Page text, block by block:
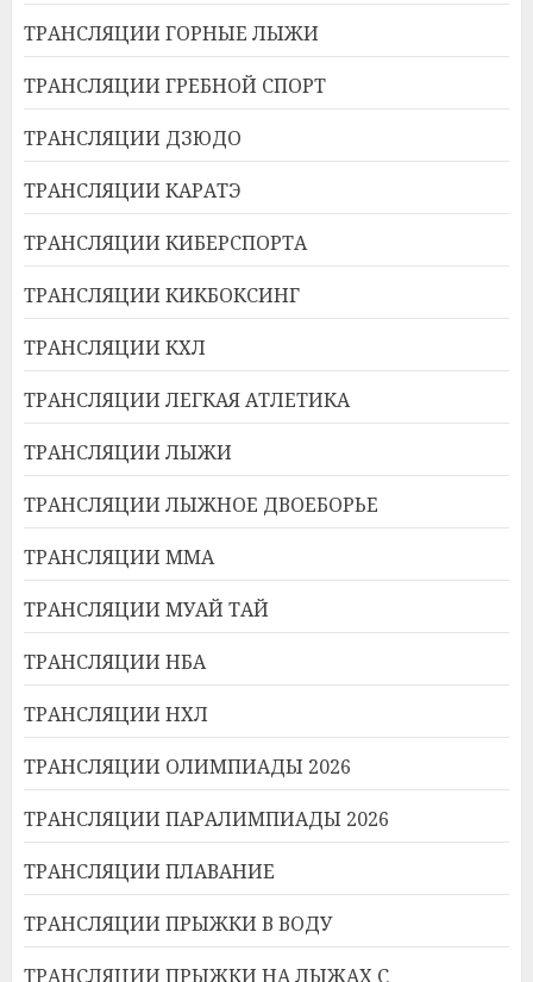
ТРАНСЛЯЦИИ ГОРНЫЕ ЛЫЖИ
ТРАНСЛЯЦИИ ГРЕБНОЙ СПОРТ
ТРАНСЛЯЦИИ ДЗЮДО
ТРАНСЛЯЦИИ КАРАТЭ
ТРАНСЛЯЦИИ КИБЕРСПОРТА
ТРАНСЛЯЦИИ КИКБОКСИНГ
ТРАНСЛЯЦИИ КХЛ
ТРАНСЛЯЦИИ ЛЕГКАЯ АТЛЕТИКА
ТРАНСЛЯЦИИ ЛЫЖИ
ТРАНСЛЯЦИИ ЛЫЖНОЕ ДВОЕБОРЬЕ
ТРАНСЛЯЦИИ ММА
ТРАНСЛЯЦИИ МУАЙ ТАЙ
ТРАНСЛЯЦИИ НБА
ТРАНСЛЯЦИИ НХЛ
ТРАНСЛЯЦИИ ОЛИМПИАДЫ 2026
ТРАНСЛЯЦИИ ПАРАЛИМПИАДЫ 2026
ТРАНСЛЯЦИИ ПЛАВАНИЕ
ТРАНСЛЯЦИИ ПРЫЖКИ В ВОДУ
ТРАНСЛЯЦИИ ПРЫЖКИ НА ЛЫЖАХ С